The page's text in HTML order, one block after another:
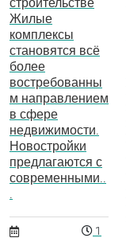
Жилые
комплексы
становятся всё
более
востребованны
м направлением
в сфере
недвижимости.
Новостройки
предлагаются с
современными..
.
1